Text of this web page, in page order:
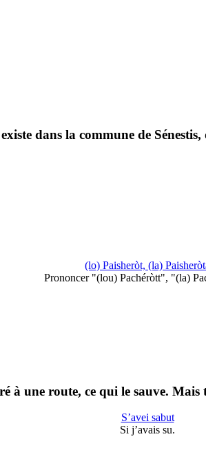
dans la commune de
(lo) Paisheròt, (la)
Prononcer "(lou) Pachéròtt", "(la)
à une route, ce qui le sauve.
S’avei sabut
Si j’avais su.